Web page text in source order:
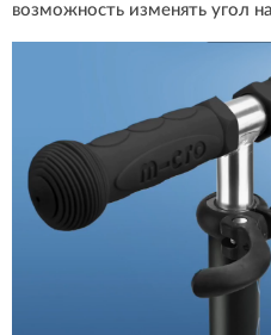
возможность изменять угол